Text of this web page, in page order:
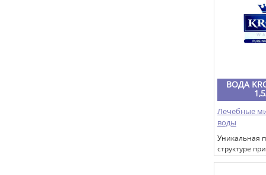
плотности
ускоряет
раны. При
тканых
ВОДА
Лечебные
воды
Уникальная
структуре
минеральная